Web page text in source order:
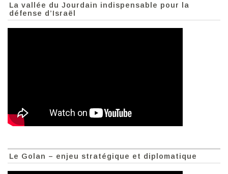
La vallée du Jourdain indispensable pour la
défense d’Israël
Le Golan – enjeu stratégique et diplomatique